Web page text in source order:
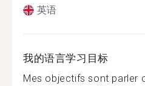
英语
我的语言学习目标
Mes objectifs sont parler